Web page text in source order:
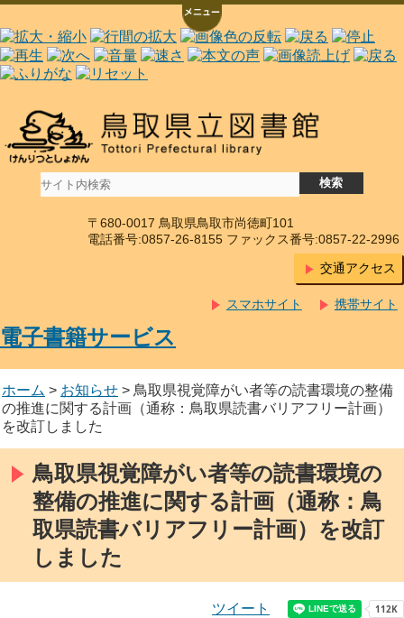
〒680-0017 鳥取県鳥取市尚徳町101
電話番号:0857-26-8155 ファックス番号:0857-22-2996
交通アクセス
携帯サイト
スマホサイト
電子書籍サービス
ホーム > お知らせ > 鳥取県視覚障がい者等の読書環境の整備
の推進に関する計画（通称：鳥取県読書バリアフリー計画）
を改訂しました
鳥取県視覚障がい者等の読書環境の
整備の推進に関する計画（通称：鳥
取県読書バリアフリー計画）を改訂
しました
ツイート